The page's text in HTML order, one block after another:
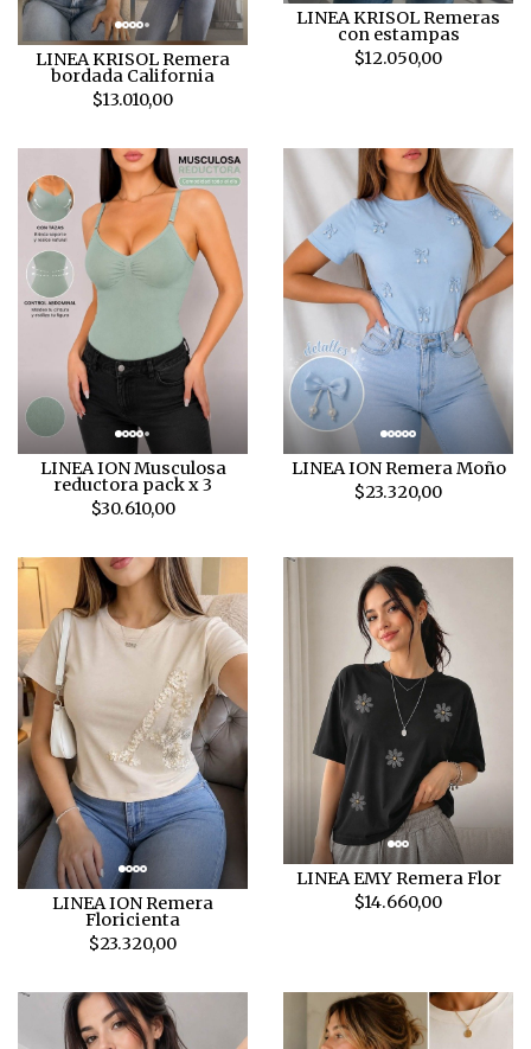
LINEA KRISOL Remera
bordada California
$13.010,00
LINEA KRISOL Remeras
con estampas
$12.050,00
LINEA ION Musculosa
reductora pack x 3
$30.610,00
LINEA ION Remera Moño
$23.320,00
LINEA ION Remera
Floricienta
$23.320,00
LINEA EMY Remera Flor
$14.660,00